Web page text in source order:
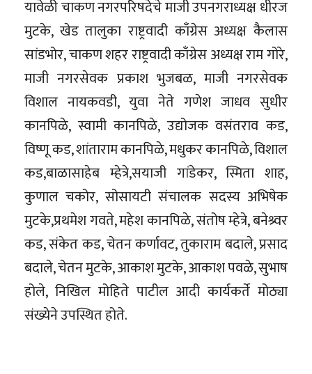
यावेळी चाकण नगरपरिषदेचे माजी उपनगराध्यक्ष धीरज
मुटके, खेड तालुका राष्ट्रवादी काँग्रेस अध्यक्ष कैलास
सांडभोर, चाकण शहर राष्ट्रवादी काँग्रेस अध्यक्ष राम गोरे,
माजी नगरसेवक प्रकाश भुजबळ, माजी नगरसेवक
विशाल नायकवडी, युवा नेते गणेश जाधव सुधीर
कानपिळे, स्वामी कानपिळे, उद्योजक वसंतराव कड,
विष्णू कड, शांताराम कानपिळे, मधुकर कानपिळे, विशाल
कड,बाळासाहेब म्हेत्रे,सयाजी गांडेकर, स्मिता शाह,
कुणाल चकोर, सोसायटी संचालक सदस्य अभिषेक
मुटके,प्रथमेश गवते, महेश कानपिळे, संतोष म्हेत्रे, बनेश्र्वर
कड, संकेत कड, चेतन कर्णावट, तुकाराम बदाले, प्रसाद
बदाले, चेतन मुटके, आकाश मुटके, आकाश पवळे, सुभाष
होले, निखिल मोहिते पाटील आदी कार्यकर्ते मोठ्या
संख्येने उपस्थित होते.